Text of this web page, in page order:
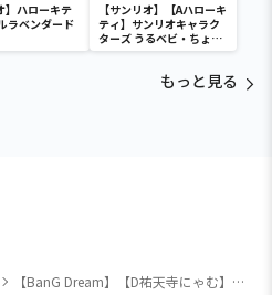
】ハローキテ
ラベンダード
【サンリオ】【Aハローキ
ティ】サンリオキャラク
ターズ うるベビ・ちょい
デカドール
もっと見る
【BanG Dream】【D祐天寺にゃむ】オーバーサイズ Ave Mujica